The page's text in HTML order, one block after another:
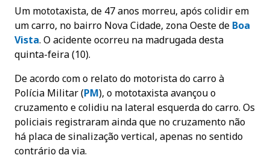
Um mototaxista, de 47 anos morreu, após colidir em
um carro, no bairro Nova Cidade, zona Oeste de Boa
Vista. O acidente ocorreu na madrugada desta
quinta-feira (10).
De acordo com o relato do motorista do carro à
Polícia Militar (PM), o mototaxista avançou o
cruzamento e colidiu na lateral esquerda do carro. Os
policiais registraram ainda que no cruzamento não
há placa de sinalização vertical, apenas no sentido
contrário da via.